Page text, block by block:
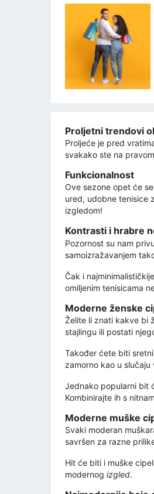
Proljetni trendovi
Proljeće je pred
svakako ste na
Funkcionalnost
Ove sezone opet će
ured, udobne tenisice
izgledom!
Kontrasti i hrabre
Pozornost su nam
samoizražavanjem
Čak i
omiljenim tenisicama
Moderne ženske
Želite li znati kakve bi
stajlingu ili postati
Također ćete biti
zamorno kao u slučaju
Jednako popularni bit
Kombinirajte ih s
Moderne muške
Svaki moderan
savršen za razne
Hit će biti i muške
modernog izgled.